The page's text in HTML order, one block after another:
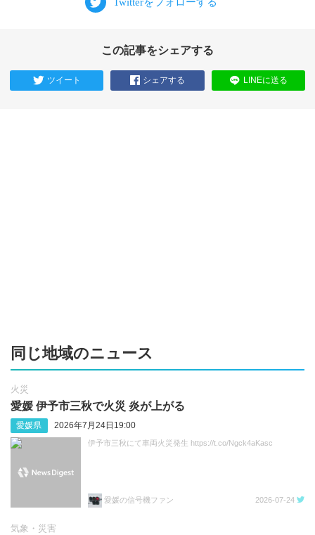
この記事をシェアする
ツイート シェアする LINEに送る
同じ地域のニュース
火災
愛媛 伊予市三秋で火災 炎が上がる
愛媛県 2026年7月24日19:00
伊予市三秋にて車両火災発生 https://t.co/Ngck4aKasc
愛媛の信号機ファン 2026-07-24
気象・災害